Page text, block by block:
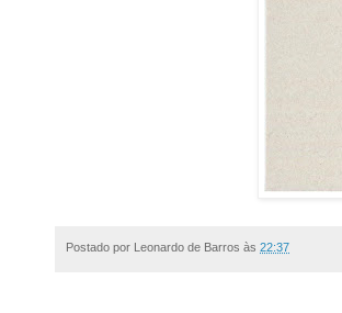
Postado por Leonardo de Barros às 22:37